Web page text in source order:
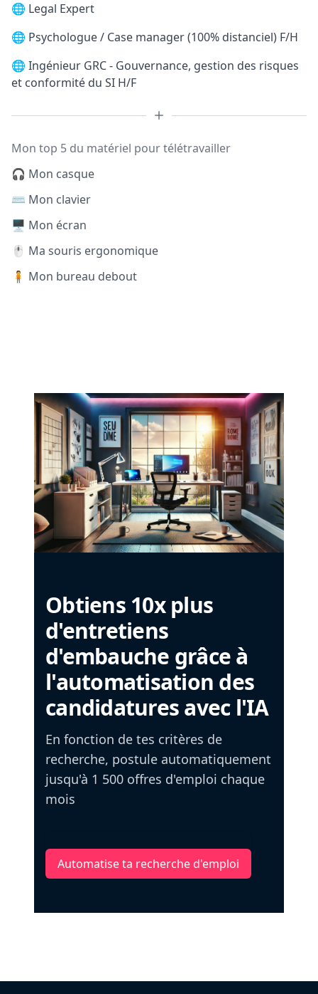
🌐 Legal Expert
🌐 Psychologue / Case manager (100% distanciel) F/H
🌐 Ingénieur GRC - Gouvernance, gestion des risques
et conformité du SI H/F
Mon top 5 du matériel pour télétravailler
🎧 Mon casque
⌨️ Mon clavier
🖥️ Mon écran
🖱️ Ma souris ergonomique
🧍 Mon bureau debout
Obtiens 10x plus
d'entretiens
d'embauche grâce à
l'automatisation des
candidatures avec l'IA
En fonction de tes critères de
recherche, postule automatiquement
jusqu'à 1 500 offres d'emploi chaque
mois
Automatise ta recherche d'emploi